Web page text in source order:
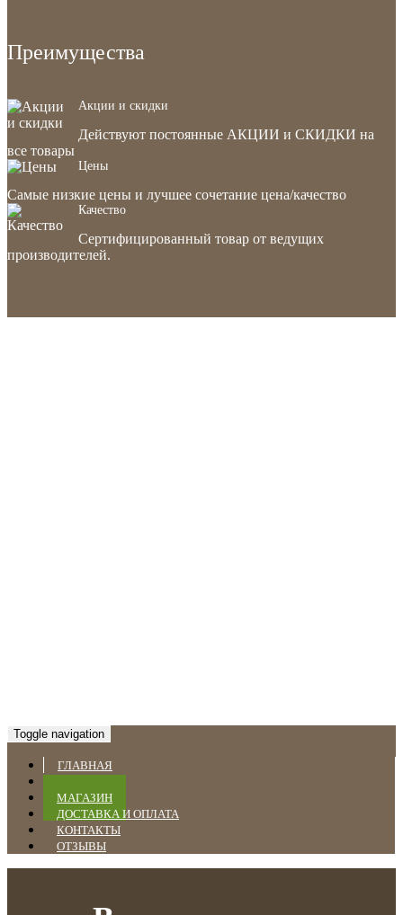
Преимущества
Акции и скидки
Действуют постоянные АКЦИИ и СКИДКИ на
все товары
Цены
Самые низкие цены и лучшее сочетание цена/качество
Качество
Сертифицированный товар от ведущих
производителей.
Toggle navigation
ГЛАВНАЯ
МАГАЗИН
ДОСТАВКА И ОПЛАТА
КОНТАКТЫ
ОТЗЫВЫ